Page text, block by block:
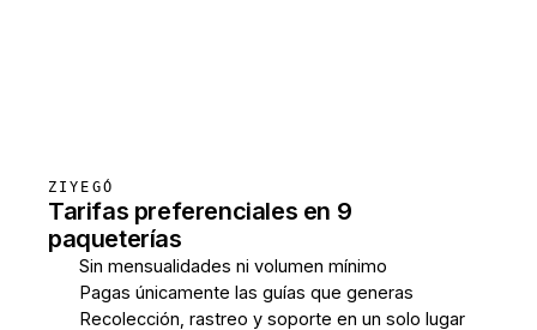
ZIYEGÓ
Tarifas preferenciales en 9
paqueterías
Sin mensualidades ni volumen mínimo
Pagas únicamente las guías que generas
Recolección, rastreo y soporte en un solo lugar